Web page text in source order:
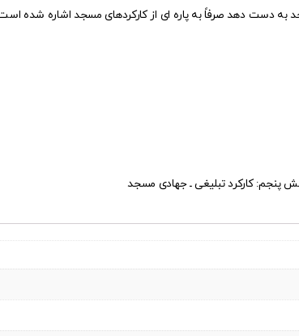
به دست دهد صرفاً به پاره ای از کارکردهای مسجد اشاره
کارکرد تبلیغی ـ جهادی مسجد